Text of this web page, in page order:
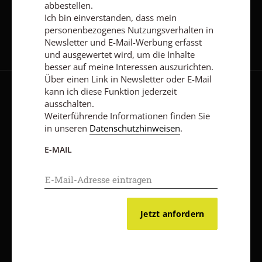
AGB und Widerrufsbelehrung Datenschutz
Impressum
abbestellen.
Ich bin einverstanden, dass mein
personenbezogenes Nutzungsverhalten in
Newsletter und E-Mail-Werbung erfasst
und ausgewertet wird, um die Inhalte
besser auf meine Interessen auszurichten.
Über einen Link in Newsletter oder E-Mail
kann ich diese Funktion jederzeit
ausschalten.
Weiterführende Informationen finden Sie
in unseren Datenschutzhinweisen.
E-MAIL
Jetzt anfordern